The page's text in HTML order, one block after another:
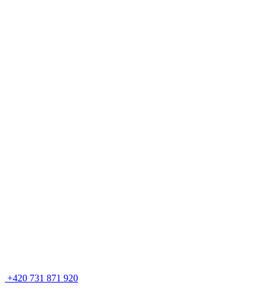
+420 731 871 920